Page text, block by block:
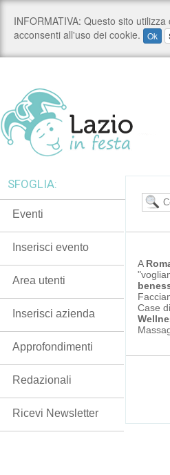
A
Case
SFOGLIA:
Eventi
Inserisci evento
Area utenti
Inserisci azienda
Approfondimenti
Redazionali
Ricevi Newsletter